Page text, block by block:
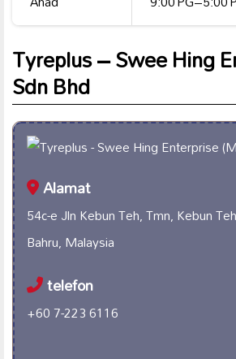
Tyreplus – Swee Hing
Sdn Bhd
Alamat
54c-e Jln Kebun Teh, Tmn, Kebun
Bahru, Malaysia
telefon
+60 7-223 6116